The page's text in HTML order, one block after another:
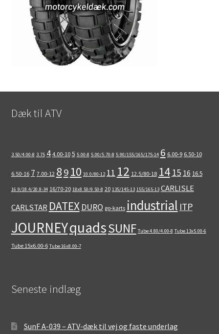
Dæk til ATV
3.50/4.00-8 3.75 4 4.00-10 5 5.00-8 5.00/5.70-8 5.90/155/165/175-14 6 6.00-9 6.50-10
6.50-16 7 7.00-12 89 10 10.0/80-12 11 12 12.5/80-18 14 15 16 16.5
16.9/18.4/20.8-34 16/70-20 18x8.50/9.50-8 20 135/145-13 155/165-13 CARLISLE
CARLSTAR DATEX DURO go-karts industrial ITP
JOURNEYquadsSUNF Tube 4.80/4.00-8 Tube 13x5.00-6
Tube 15x6.00-6 Tube 16x8.00-7
Seneste indlæg
SunF A-039 – ATV-dæk til vej og faste underlag